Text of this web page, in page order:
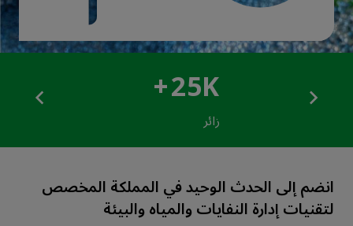
25K
+
زائر
انضم إلى الحدث الوحيد في المملكة المخصص
لتقنيات إدارة النفايات والمياه والبيئة